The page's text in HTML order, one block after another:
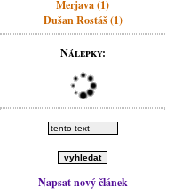
Merjava (1)
Dušan Rostáš (1)
Nálepky:
Napsat nový článek